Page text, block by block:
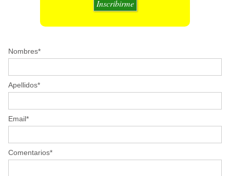
Nombres*
Apellidos*
Email*
Comentarios*